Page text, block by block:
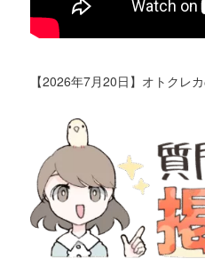
【2026年7月20日】オトクレ